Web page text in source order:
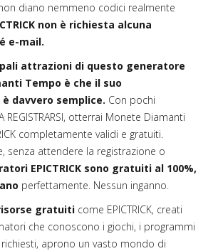
diano nemmeno codici realmente
non è richiesta alcuna
e-mail.
attrazioni di questo generatore
Tempo è che il suo
davvero semplice. Con pochi
REGISTRARSI, otterrai Monete Diamanti
completamente validi e gratuiti.
senza attendere la registrazione o
EPICTRICK sono gratuiti al 100%,
perfettamente. Nessun inganno.
gratuiti come EPICTRICK, creati
che conoscono i giochi, i programmi
aprono un vasto mondo di